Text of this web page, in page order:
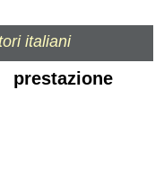
italiani